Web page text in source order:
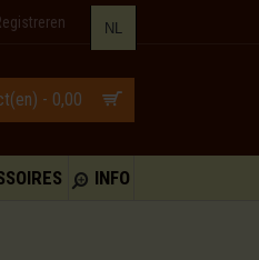
NL
- 0,00
INFO